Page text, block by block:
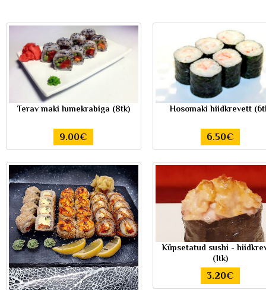
Terav maki lumekrabiga (8tk)
9.00€
Hosomaki hiidkrevett
6.50€
Küpsetatud sushi -
(1tk)
3.20€